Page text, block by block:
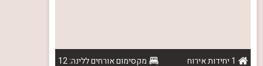
1 יחידות אירוח
מקסימום אורחים ללינה: 12